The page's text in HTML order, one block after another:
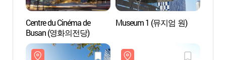
Centre du Cinéma de
Busan (영화의전당)
Museum 1 (뮤지엄 원)